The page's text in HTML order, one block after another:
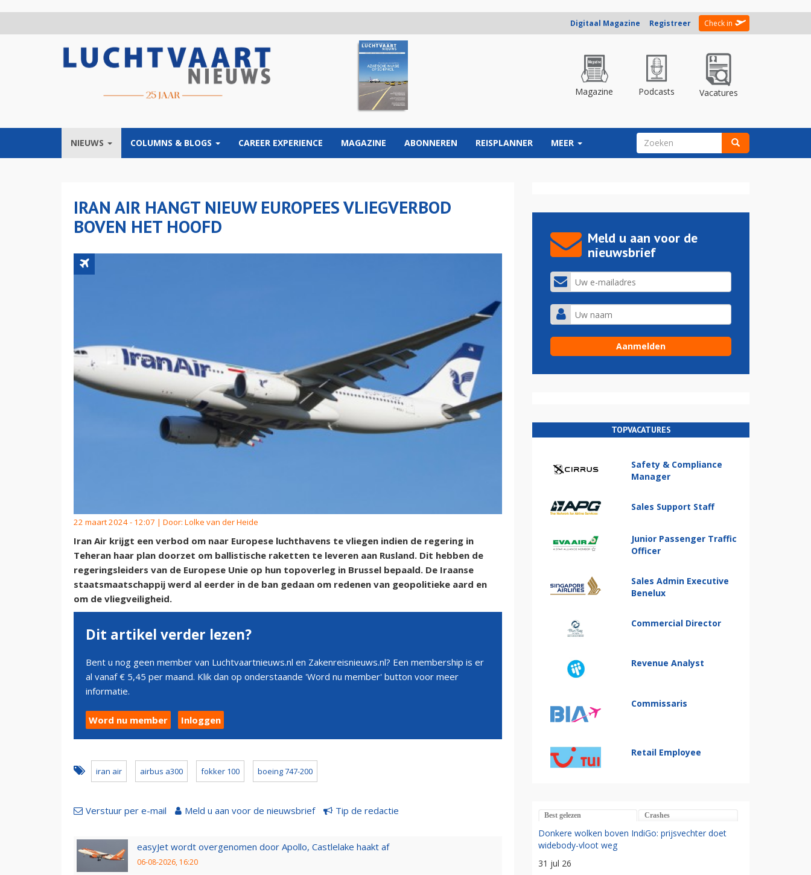
Digitaal Magazine Registreer Check in
Magazine Podcasts Vacatures
NIEUWS COLUMNS & BLOGS CAREER EXPERIENCE MAGAZINE ABONNEREN REISPLANNER MEER ZOEKVELD
IRAN AIR HANGT NIEUW EUROPEES VLIEGVERBOD
BOVEN HET HOOFD
22 maart 2024 - 12:07 | Door: Lolke van der Heide
Iran Air krijgt een verbod om naar Europese luchthavens te vliegen indien de regering in
Teheran haar plan doorzet om ballistische raketten te leveren aan Rusland. Dit hebben de
regeringsleiders van de Europese Unie op hun topoverleg in Brussel bepaald. De Iraanse
staatsmaatschappij werd al eerder in de ban gedaan om redenen van geopolitieke aard en
om de vliegveiligheid.
Dit artikel verder lezen?
Bent u nog geen member van Luchtvaartnieuws.nl en Zakenreisnieuws.nl? Een membership is er
al vanaf € 5,45 per maand. Klik dan op onderstaande 'Word nu member' button voor meer
informatie.
Word nu member Inloggen
iran air airbus a300 fokker 100 boeing 747-200
Verstuur per e-mail Meld u aan voor de nieuwsbrief Tip de redactie
easyJet wordt overgenomen door Apollo, Castlelake haakt af
06-08-2026, 16:20
Meld u aan voor de
nieuwsbrief
TOPVACATURES
Safety & Compliance
Manager
Sales Support Staff
Junior Passenger Traffic
Officer
Sales Admin Executive
Benelux
Commercial Director
Revenue Analyst
Commissaris
Retail Employee
Best gelezen Crashes
Donkere wolken boven IndiGo: prijsvechter doet
widebody-vloot weg
31 jul 26